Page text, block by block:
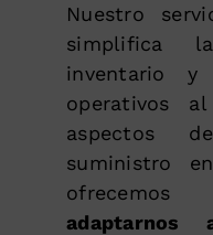
Nuestro
simplifica
inventario y
operativos
aspectos
suministro
adaptarnos